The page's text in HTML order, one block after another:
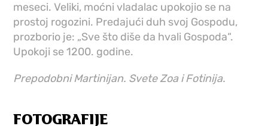
meseci. Veliki, moćni vladalac upokojio se na
prostoj rogozini. Predajući duh svoj Gospodu,
prozborio je: „Sve što diše da hvali Gospoda“.
Upokoji se 1200. godine.
Prepodobni Martinijan. Svete Zoa i Fotinija.
FOTOGRAFIJE